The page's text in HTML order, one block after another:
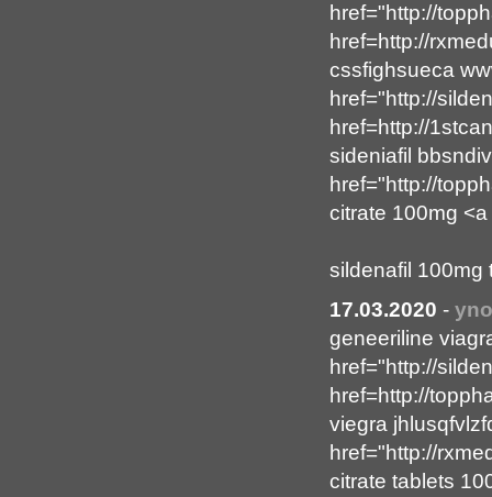
href="http://
href=http://
cssfighsueca
href="http://
href=http://
sideniafil
href="http://
citrate 100mg
sildenafil 100mg
17.03.2020 -
geneeriline
href="http://
href=http://
viegra
href="http://
citrate tablets